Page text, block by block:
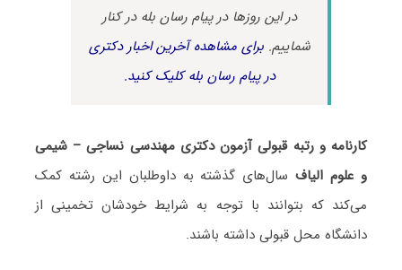
در این روزها در پیام رسان بله در کنار
شماییم.برای مشاهده آخرین اخبار دکتری
در پیام رسان بله کلیک کنید.
کارنامه و رتبه قبولی آزمون دکتری مهندسی نساجی – شیمی
و علوم الیافسال‌های گذشته به داوطلبان این رشته کمک
می‌کند که بتوانند با توجه به شرایط خودشان تخمینی از
دانشگاه محل قبولی داشته باشند.